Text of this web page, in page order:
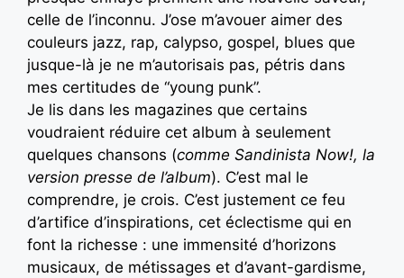
celle de l’inconnu. J’ose m’avouer aimer des
couleurs jazz, rap, calypso, gospel, blues que
jusque-là je ne m’autorisais pas, pétris dans
mes certitudes de “young punk”.
Je lis dans les magazines que certains
voudraient réduire cet album à seulement
quelques chansons (comme Sandinista Now!, la
version presse de l’album). C’est mal le
comprendre, je crois. C’est justement ce feu
d’artifice d’inspirations, cet éclectisme qui en
font la richesse : une immensité d’horizons
musicaux, de métissages et d’avant-gardisme,